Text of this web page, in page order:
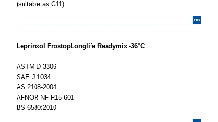
(suitable as G11)
Leprinxol FrostopLonglife Readymix -36°C
ASTM D 3306
SAE J 1034
AS 2108-2004
AFNOR NF R15-601
BS 6580:2010